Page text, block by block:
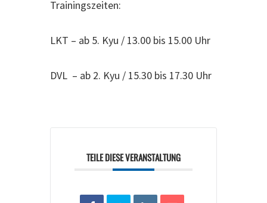
Trainingszeiten:
LKT – ab 5. Kyu / 13.00 bis 15.00 Uhr
DVL – ab 2. Kyu / 15.30 bis 17.30 Uhr
TEILE DIESE VERANSTALTUNG